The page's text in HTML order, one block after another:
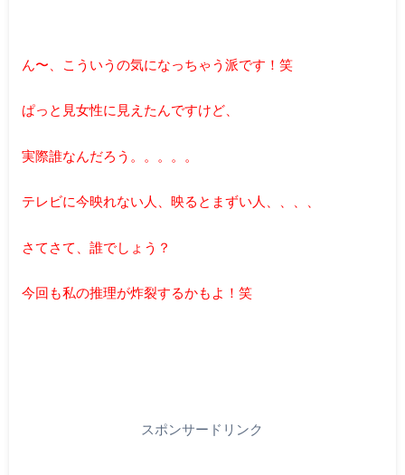
ん〜、こういうの気になっちゃう派です！笑
ぱっと見女性に見えたんですけど、
実際誰なんだろう。。。。。
テレビに今映れない人、映るとまずい人、、、、
さてさて、誰でしょう？
今回も私の推理が炸裂するかもよ！笑
スポンサードリンク